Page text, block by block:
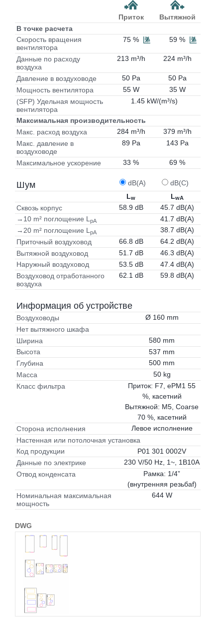
Приток
Вытяжной
В точке расчета
Скорость вращения
вентилятора
75 % 59 %
Данные по расходу
воздуха
213 m³/h 224 m³/h
Давление в воздуховоде 50 Pa
50 Pa
Мощность вентилятора
55 W
35 W
(SFP) Удельная мощность
вентилятора
1.45 kW/(m³/s)
Максимальная производительность
Макс. расход воздуха
284 m³/h
379 m³/h
Макс. давление в
воздуховоде
89 Pa 143 Pa
Максимальное ускорение 33 % 69 %
Шум dB(A)
dB(C)
Lw LwA
Сквозь корпус 58.9 dB
45.7 dB(A)
→10 m² поглощение LpA
41.7 dB(A)
→20 m² поглощение L pA
38.7 dB(A)
Приточный воздуховод
66.8 dB
64.2 dB(A)
Вытяжной воздуховод
51.7 dB
46.3 dB(A)
Наружный воздуховод
53.5 dB
47.4 dB(A)
Воздуховод отработанного
воздуха
62.1 dB 59.8 dB(A)
Информация об устройстве
Воздуховоды
Ø 160 mm
Нет вытяжного шкафа
Ширина
580 mm
Высота
537 mm
Глубина
500 mm
Масса
50 kg
Класс фильтра
Приток: F7, ePM1 55
%, касетний
Вытяжной: M5, Coarse
70 %, касетний
Сторона исполнения
Левое исполнение
Настенная или потолочная установка
Код продукции
P01 301 0002V
Данные по электрике
230 V/50 Hz, 1~, 1B10A
Отвод конденсата
Рамка: 1/4”
(внутренняя резьбаf)
Номинальная максимальная
мощность
644 W
DWG